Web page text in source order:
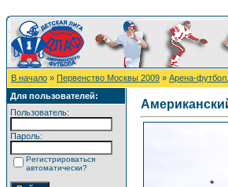
В начало » Первенство Москвы 2009 » Арена-
Для пользователей:
Пользователь:
Пароль:
Регистрироваться
автоматически?